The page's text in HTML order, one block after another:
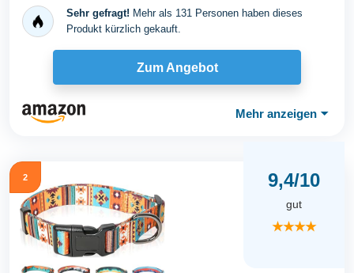
Bestickt bunt...
Sehr gefragt! Mehr als 131 Personen haben dieses
Produkt kürzlich gekauft.
Zum Angebot
Mehr anzeigen ⏷
2 9,4/10
gut
★★★★